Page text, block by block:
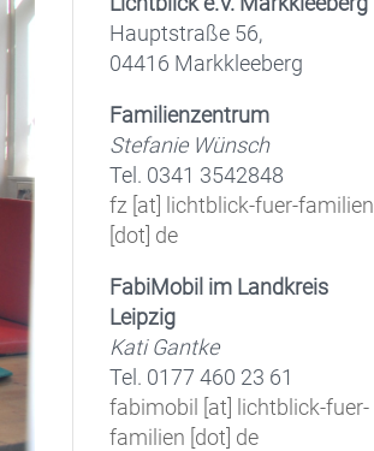
Hauptstraße 56,
04416 Markkleeberg
Familienzentrum
Stefanie Wünsch
Tel. 0341 3542848
fz [at] lichtblick-fuer-familien
[dot] de
FabiMobil im Landkreis
Leipzig
Kati Gantke
Tel. 0177 460 23 61
fabimobil [at] lichtblick-fuer-
familien [dot] de